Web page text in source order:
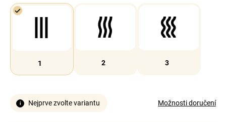
1 2 3
Nejprve zvolte variantu Možnosti doručení